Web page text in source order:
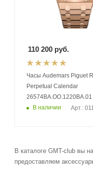
Часы Audemars Piguet
Perpetual Calendar
26574BA.OO.1220BA.01
В наличии
Арт.:
110 200 руб.
В каталоге GMT-club вы
предоставляем